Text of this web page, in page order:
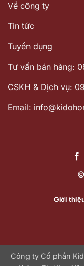
Về công ty
Tin tức
Tuyển dụng
Tư vấn bán hàng:
CSKH & Dịch vụ:
Email:
Giới
Công ty Cổ phần